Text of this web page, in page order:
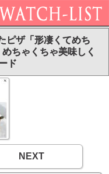
ピザ「形凄くてめち
ちゃくちゃ美味しく
ド
NEXT